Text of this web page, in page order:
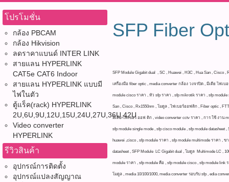
โปรโมชั่น
กล้อง PBCAM
กล้อง Hikvision
ลดราคาแบนด์ INTER LINK
สายแลน HYPERLINK
CAT5e CAT6 Indoor
สายแลน HYPERLINK แบบมี
ไฟในตัว
ตู้แร็ค(rack) HYPERLINK
2U,6U,9U,12U,15U,24U,27U,36U,42U
Video converter
HYPERLINK
รีวิวสินค้า
อุปกรณ์การติดตั้ง
อุปกรณ์แปลงสัญญาณ
SFP Fiber
SFP Module Gigabit dual , SC , Huawei , H3C , Hua San ,
เครื่องมือ fiber optic , media converter กล้อง วงจรปิด , มีเดีย ไฟเบ
module cisco ราคา , หัว sfp ราคา , sfp mikrotik ราคา , sfp
San , Cisco , Rx1550nm , โมดูล , ไฟเบอร์ออฟติก , Fiber optic ,
มีเดีย ไฟเบอร์ ออฟ ติก , video converter cctv ราคา , การ ใช้ งาน
sfp module single mode , sfp cisco module , sfp module
huawei ,cisco , sfp module ราคา , sfp module multimode ราคา ,
datasheet , SFP Module LC Gigabit dual , โมดูล Multimode LC ,
module ราคา , sfp module คือ , sfp module cisco , sfp module
โมดูล , media 10/100/1000, media converter รอบรับ sfp , edia